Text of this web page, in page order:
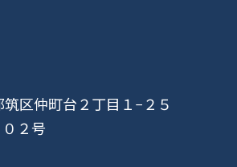
区仲町台２丁目１−２５
２号